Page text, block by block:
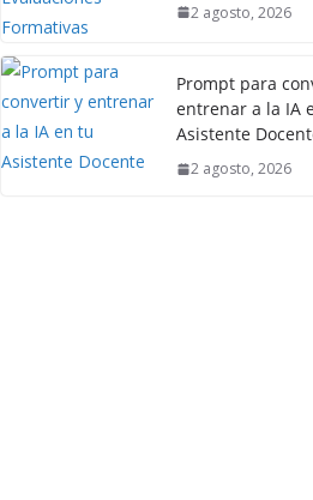
2 agosto, 2026
Prompt para
entrenar a la IA
Asistente
2 agosto, 2026